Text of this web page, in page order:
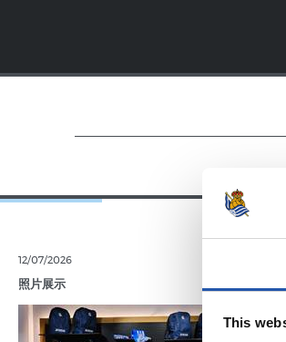
This
12/07/2026
照片展示